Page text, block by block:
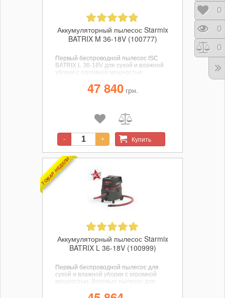
Аккумуляторный пылесос Starmix
BATRIX M 36-18V (100777)
Первый беспроводной пылесос ISC
BATRIX L 36-18V для сухой и влажной
уборки с огромной мощностью.
уборки с аккумулятором создает
мощность сетевого пылесоса . Время
47 840грн.
- + Купить
ТОВАР НЕДЕЛИ
Аккумуляторный пылесос Starmix
BATRIX L 36-18V (100999)
Первый беспроводной пылесос для
сухой и влажной уборки с огромной
мощностью. Впервые пылесос для
аккумулятором создает мощность
0
0
0